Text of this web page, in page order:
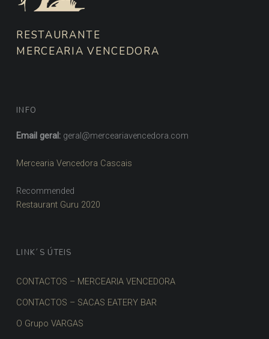
RESTAURANTE
MERCEARIA VENCEDORA
INFO
Email geral: geral@merceariavencedora.com
Mercearia Vencedora Cascais
Recommended
Restaurant Guru 2020
LINK´S ÚTEIS
CONTACTOS – MERCEARIA VENCEDORA
CONTACTOS – SACAS EATERY BAR
O Grupo VARGAS